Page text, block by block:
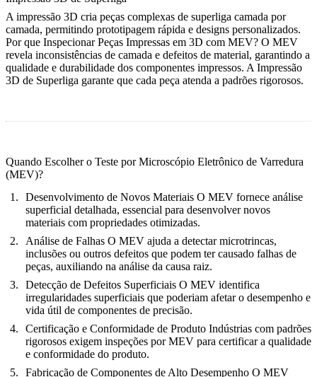
A impressão 3D cria peças complexas de superliga camada por
camada, permitindo prototipagem rápida e designs personalizados.
Por que Inspecionar Peças Impressas em 3D com MEV? O MEV
revela inconsistências de camada e defeitos de material, garantindo a
qualidade e durabilidade dos componentes impressos. A Impressão
3D de Superliga garante que cada peça atenda a padrões rigorosos.
Quando Escolher o Teste por Microscópio Eletrônico de Varredura
(MEV)?
Desenvolvimento de Novos Materiais O MEV fornece análise
superficial detalhada, essencial para desenvolver novos
materiais com propriedades otimizadas.
Análise de Falhas O MEV ajuda a detectar microtrincas,
inclusões ou outros defeitos que podem ter causado falhas de
peças, auxiliando na análise da causa raiz.
Detecção de Defeitos Superficiais O MEV identifica
irregularidades superficiais que poderiam afetar o desempenho e
vida útil de componentes de precisão.
Certificação e Conformidade de Produto Indústrias com padrões
rigorosos exigem inspeções por MEV para certificar a qualidade
e conformidade do produto.
Fabricação de Componentes de Alto Desempenho O MEV